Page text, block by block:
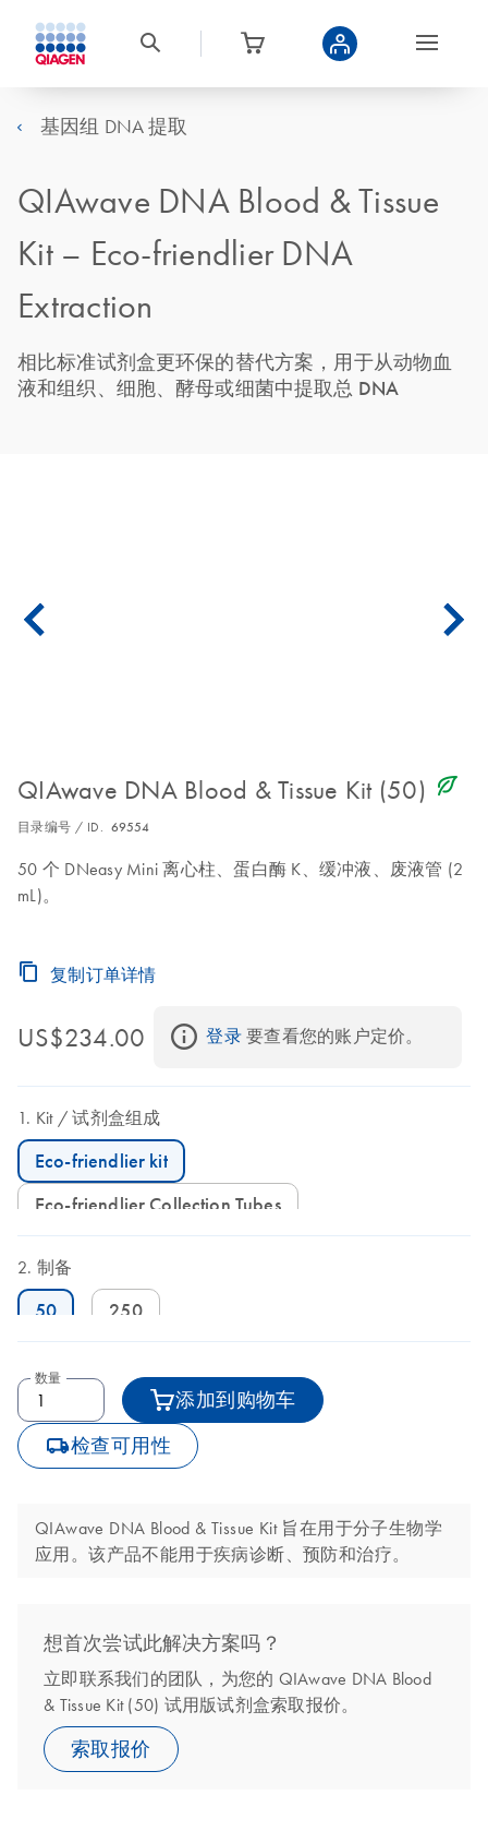
基因组 DNA 提取
QIAwave DNA Blood & Tissue
Kit – Eco-friendlier DNA
Extraction
相比标准试剂盒更环保的替代方案，用于从动物血
液和组织、细胞、酵母或细菌中提取总 DNA
QIAwave DNA Blood & Tissue Kit (50) icon_0368_ls_gen_eco_friendly-s
目录编号 / ID. 69554
50 个 DNeasy Mini 离心柱、蛋白酶 K、缓冲液、废液管 (2
mL)。
复制订单详情
US$234.00 登录 要查看您的账户定价。
Kit 试剂盒组成
Eco-friendlier kit
Eco-friendlier Collection Tubes
制备
50 250
数量
添加到购物车
icon_0062_deliver-s 检查可用性
QIAwave DNA Blood & Tissue Kit 旨在用于分子生物学
应用。该产品不能用于疾病诊断、预防和治疗。
想首次尝试此解决方案吗？
立即联系我们的团队，为您的 QIAwave DNA Blood
& Tissue Kit (50) 试用版试剂盒索取报价。
索取报价